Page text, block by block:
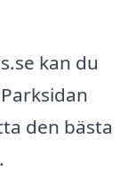
kan du
den bästa